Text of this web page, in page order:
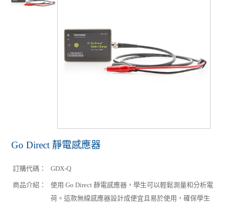
Go Direct 靜電感應器
訂購代碼： GDX-Q
商品介紹：
使用 Go Direct 靜電感應器，學生可以輕鬆測量和分析電
荷。這款無線感應器設計成便宜且易於使用，確保學生